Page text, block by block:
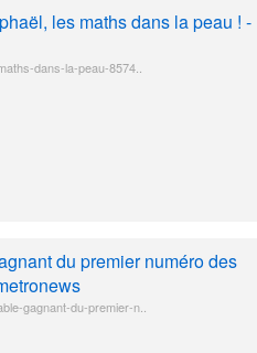
les maths dans la peau ! -
dans-la-peau-8574..
du premier numéro des
gagnant-du-premier-n..